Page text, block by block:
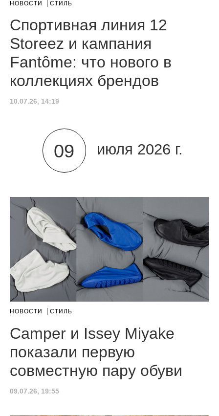
НОВОСТИ СТИЛЬ
Спортивная линия 12
Storeez и кампания
Fantôme: что нового в
коллекциях брендов
10.07.26, 14:19
09 июля 2026 г.
НОВОСТИ СТИЛЬ
Camper и Issey Miyake
показали первую
совместную пару обуви
09.07.26, 19:55